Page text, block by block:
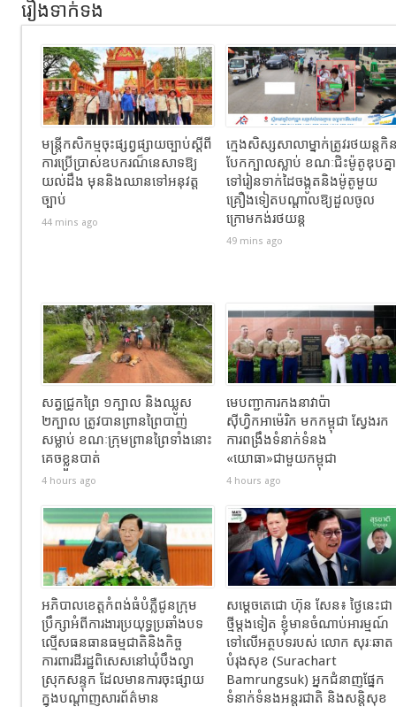
រឿងទាក់ទង
មន្រ្តីកសិកម្មចុះផ្សព្វផ្សាយច្បាប់ស្តីពី
ការប្រើប្រាស់ឧបករណ៏នេសាទឱ្យ
យល់ដឹង មុននិងឈានទៅអនុវត្ដ
ច្បាប់
44 mins ago
ក្មេងសិស្សសាលាម្នាក់​ត្រូវរថយន្តកិ
បែកក្បាលស្លាប់​ ខណៈជិះម៉ូតូឌុបគ្នា
ទៅរៀនទាក់ដៃចង្កូតនិងម៉ូតូមួយ
គ្រឿងទៀតបណ្ដាលឱ្យដួល​ចូល
ក្រោមកង់រថយន្ត
49 mins ago
សត្វជ្រូកព្រៃ ១ក្បាល និងឈ្លូស
២ក្បាល​ ត្រូវបានព្រានព្រៃបាញ់
សម្លាប់​ ខណៈ​ក្រុមព្រានព្រៃទាំងនោះ
គេចខ្លួនបាត់
4 hours ago
មេបញ្ជាការកងនាវាប៉ា
ស៊ីហ្វិកអាម៉េរិក មកកម្ពុជា ស្វែងរក
ការពង្រឹងទំនាក់ទំនង
«យោធា»ជាមួយកម្ពុជា
4 hours ago
អភិបាលខេត្តកំពង់ធំបំភ្លឺជូនក្រុម
ប្រឹក្សាអំពីការងារប្រយុទ្ធប្រឆាំងបទ
ល្មើសធនធានធម្មជាតិនិងកិច្ច
ការពារដីរដ្ឋពិសេសនៅឃុំបឹងល្វា
ស្រុកសន្ទុក ដែលមានការចុះផ្សាយ
ក្នុងបណ្តាញសារព័ត៌មាន
សម្តេចតេជោ ហ៊ុន សែន៖ ថ្ងៃនេះជា
ថ្មីម្តងទៀត ខ្ញុំមានចំណាប់អារម្មណ៍
ទៅលើអត្ថបទរបស់ លោក សុរៈឆាត
បំរុងសុខ (Surachart
Bamrungsuk) អ្នកជំនាញផ្នែក
ទំនាក់ទំនងអន្តរជាតិ និងសន្តិសុខ